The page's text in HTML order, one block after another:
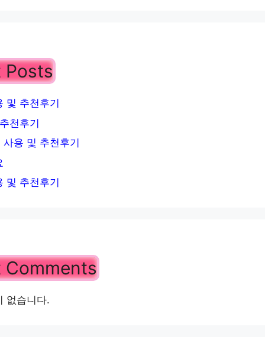
Posts
및 추천후기
천후기
용 및 추천후기
및 추천후기
Comments
없습니다.